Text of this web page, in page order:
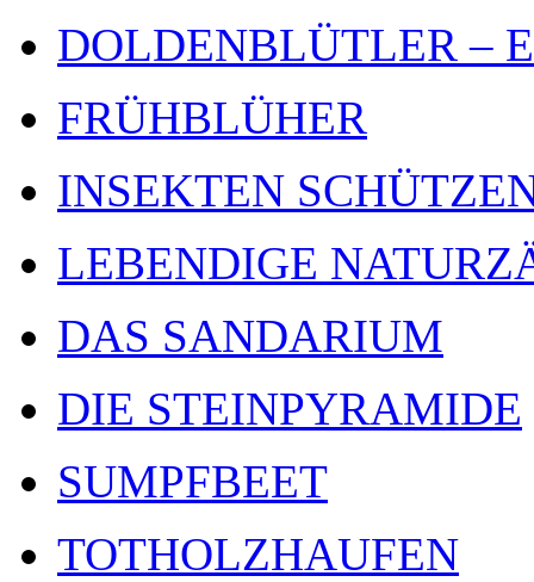
DOLDENBLÜTLER –
FRÜHBLÜHER
INSEKTEN
LEBENDIGE
DAS SANDARIUM
DIE STEINPYRAMIDE
SUMPFBEET
TOTHOLZHAUFEN